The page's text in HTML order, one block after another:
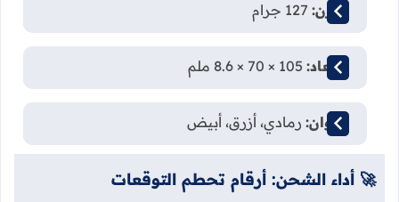
الوزن: 127 جرام
الأبعاد: 105 × 70 × 8.6 ملم
الألوان: رمادي، أزرق، أبيض
🚀 أداء الشحن: أرقام تحطم التوقعات